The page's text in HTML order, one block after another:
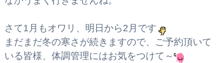
さて1月もオワリ、明日から2月です
まだまだ冬の寒さが続きますので、ご予約頂いて
いる皆様、体調管理にはお気をつけて～